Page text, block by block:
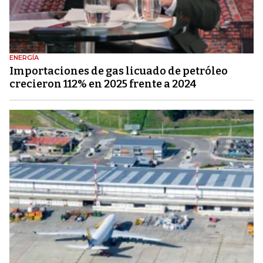
ENERGÍA
Importaciones de gas licuado de petróleo
crecieron 112% en 2025 frente a 2024